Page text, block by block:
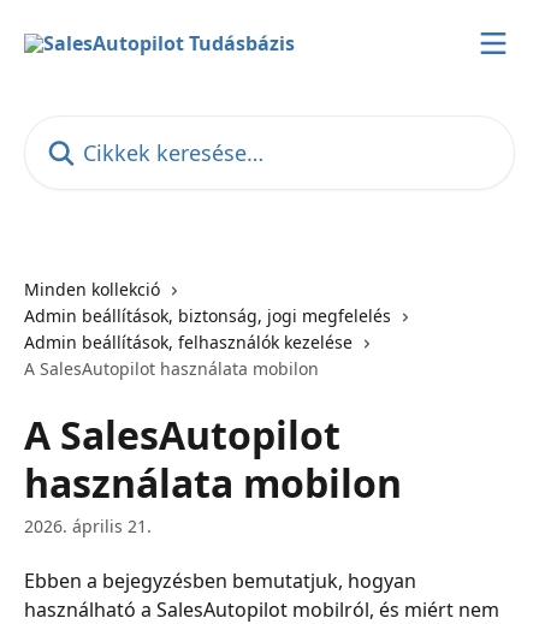
Minden kollekció
Admin beállítások, biztonság, jogi megfelelés
Admin beállítások, felhasználók kezelése
A SalesAutopilot használata mobilon
A SalesAutopilot
használata mobilon
2026. április 21.
Ebben a bejegyzésben bemutatjuk, hogyan
használható a SalesAutopilot mobilról, és miért nem